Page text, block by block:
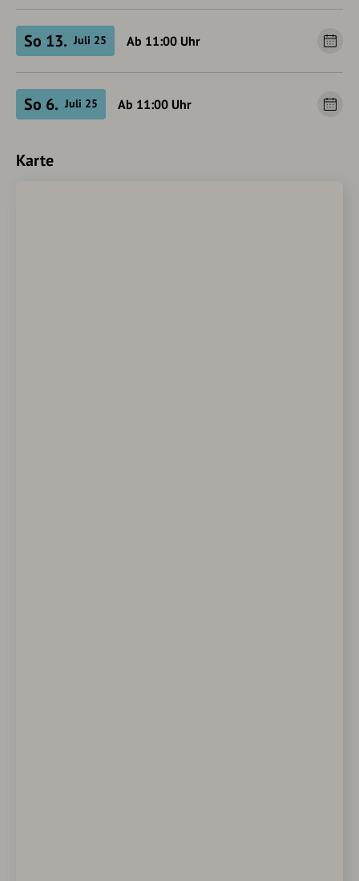
So 13. Juli 25 Ab 11:00 Uhr
So 6. Juli 25 Ab 11:00 Uhr
Karte